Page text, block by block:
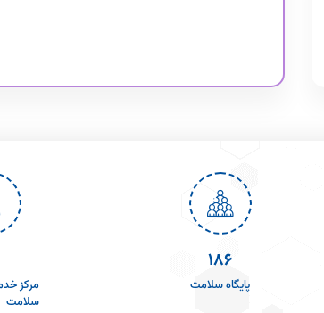
241
پایگاه سلامت
مرکز
سلامت